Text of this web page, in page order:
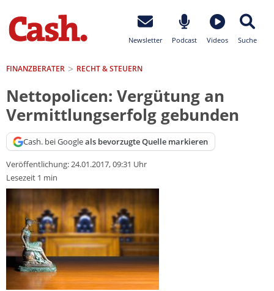
Newsletter Podcast Videos Suche
FINANZBERATER RECHT & STEUERN
Nettopolicen: Vergütung an
Vermittlungserfolg gebunden
Cash. bei Googleals bevorzugte Quelle markieren
Veröffentlichung:24.01.2017, 09:31 Uhr
Lesezeit 1 min